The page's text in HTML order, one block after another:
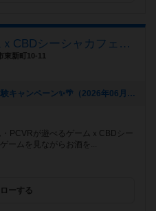
ギルド酒場るすと ゲームｘCBDシーシャカフェバー
東新町10-11
[NEW] 🌴✨るすと夏のシーシャ初体験キャンペーン✨🌴（2026年06月03日 02時03分）
PCVRが遊べるゲームｘCBDシー
ームを見ながらお酒を...
ーする